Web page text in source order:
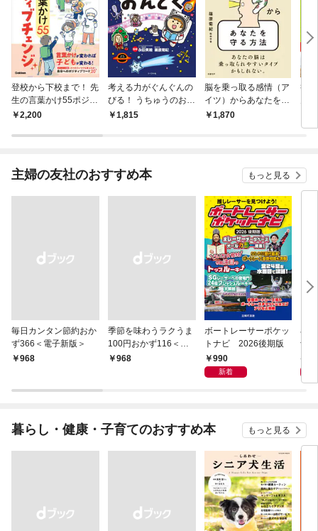
登校から下校まで！ 先
生の言葉かけ55ポジテ
ィブチェンジ
2,200
考える力がぐんぐんの
びる！ うちゅうのおん
どく1,815
脳を乗っ取る感情（ア
イツ）からあなたを守
る方法
1,870
篠
主婦の友社のおすすめ本 もっと見る
毎日カンタン節約おか
ず366＜電子新版＞
￥968
季節を味わうラクうま
100円おかず116＜電
子新版＞
￥968
ボートレーサーポケッ
トナビ 2026後期版
990
新着
小
士
暮らし・健康・子育てのおすすめ本 もっと見る